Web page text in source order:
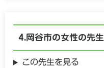
岡谷市の女性の先生
この先生を見る